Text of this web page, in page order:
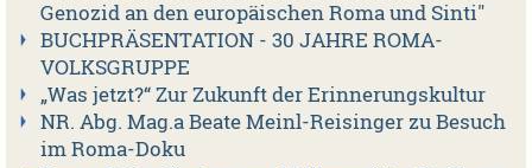
Genozid an den europäischen Roma und Sinti"
BUCHPRÄSENTATION - 30 JAHRE ROMA-
VOLKSGRUPPE
„Was jetzt?“ Zur Zukunft der Erinnerungskultur
NR. Abg. Mag.a Beate Meinl-Reisinger zu Besuch
im Roma-Doku